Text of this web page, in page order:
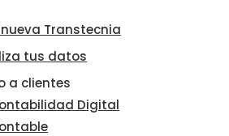
nueva Transtecnia
tus datos
a clientes
Digital